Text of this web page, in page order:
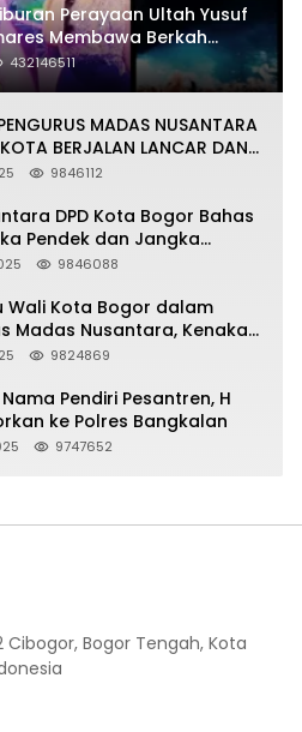
Perayaan Ultah Yusuf
Membawa Berkah
432146511
MADAS NUSANTARA
BERJALAN LANCAR DAN
9846112
DPD Kota Bogor Bahas
Pendek dan Jangka
9846088
Wali Kota Bogor dalam
Madas Nusantara, Kenakan
sebagai Simbol
9824869
Pendiri Pesantren, H
ke Polres Bangkalan
9747652
Cibogor, Bogor Tengah, Kota